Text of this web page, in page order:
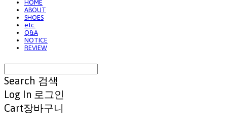
HOME
ABOUT
SHOES
etc.
Q&A
NOTICE
REVIEW
Search 검색
Log In 로그인
Cart장바구니